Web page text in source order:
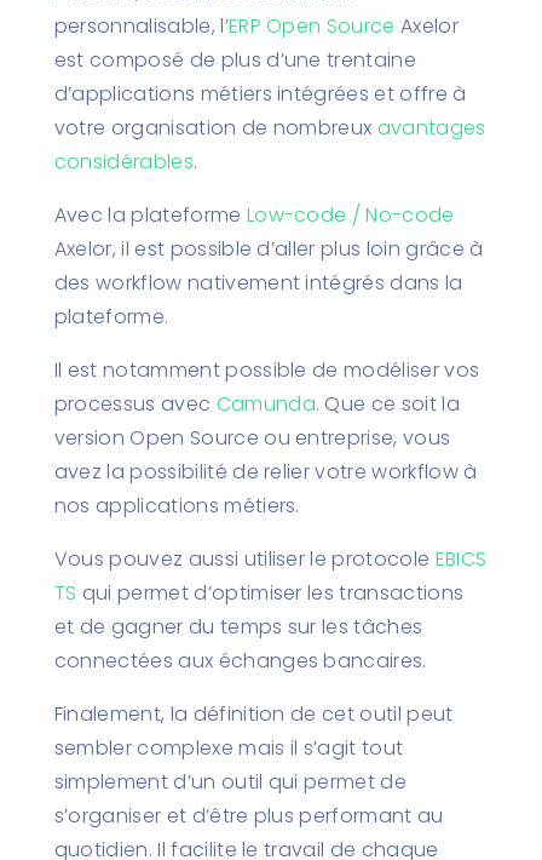
personnalisable, l’ERP Open Source Axelor
est composé de plus d’une trentaine
d’applications métiers intégrées et offre à
votre organisation de nombreux avantages
considérables.
Avec la plateforme Low-code / No-code
Axelor, il est possible d’aller plus loin grâce à
des workflow nativement intégrés dans la
plateforme.
Il est notamment possible de modéliser vos
processus avec Camunda. Que ce soit la
version Open Source ou entreprise, vous
avez la possibilité de relier votre workflow à
nos applications métiers.
Vous pouvez aussi utiliser le protocole EBICS
TS qui permet d’optimiser les transactions
et de gagner du temps sur les tâches
connectées aux échanges bancaires.
Finalement, la définition de cet outil peut
sembler complexe mais il s’agit tout
simplement d’un outil qui permet de
s’organiser et d’être plus performant au
quotidien. Il facilite le travail de chaque